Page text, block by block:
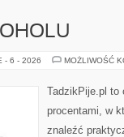
- 6 - 2026 MOŻLIWOŚĆ
TadzikPije.pl to
procentami, w
znaleźć